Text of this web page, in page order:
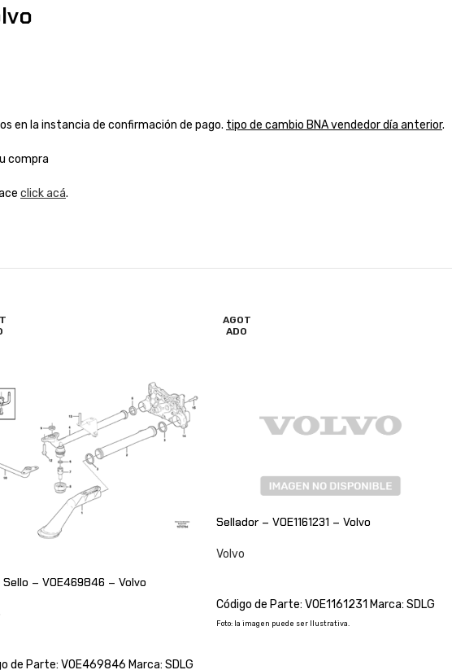
en la instancia de confirmación de pago. tipo de cambio BNA vendedor día anterior.
compra
click acá.
Sello – VOE469846 – Volvo
de Parte: VOE469846 Marca: SDLG
AGOT
ADO
Sellador – VOE1161231 – Volvo
Volvo
Código de Parte: VOE1161231 Marca: SDLG
Foto: la imagen puede ser Ilustrativa.